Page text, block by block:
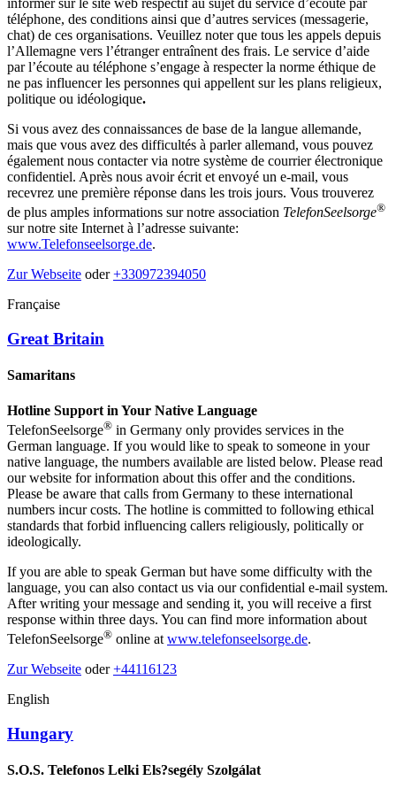
informer sur le site web respectif au sujet du service d’écoute par
téléphone, des conditions ainsi que d’autres services (messagerie,
chat) de ces organisations. Veuillez noter que tous les appels depuis
l’Allemagne vers l’étranger entraînent des frais. Le service d’aide
par l’écoute au téléphone s’engage à respecter la norme éthique de
ne pas influencer les personnes qui appellent sur les plans religieux,
politique ou idéologique.
Si vous avez des connaissances de base de la langue allemande,
mais que vous avez des difficultés à parler allemand, vous pouvez
également nous contacter via notre système de courrier électronique
confidentiel. Après nous avoir écrit et envoyé un e-mail, vous
recevrez une première réponse dans les trois jours. Vous trouverez
de plus amples informations sur notre association TelefonSeelsorge®
sur notre site Internet à l’adresse suivante:
www.Telefonseelsorge.de.
Zur Webseite oder +330972394050
Française
Great Britain
Samaritans
Hotline Support in Your Native Language
TelefonSeelsorge® in Germany only provides services in the
German language. If you would like to speak to someone in your
native language, the numbers available are listed below. Please read
our website for information about this offer and the conditions.
Please be aware that calls from Germany to these international
numbers incur costs. The hotline is committed to following ethical
standards that forbid influencing callers religiously, politically or
ideologically.
If you are able to speak German but have some difficulty with the
language, you can also contact us via our confidential e-mail system.
After writing your message and sending it, you will receive a first
response within three days. You can find more information about
TelefonSeelsorge® online at www.telefonseelsorge.de.
Zur Webseite oder +44116123
English
Hungary
S.O.S. Telefonos Lelki Els?segély Szolgálat